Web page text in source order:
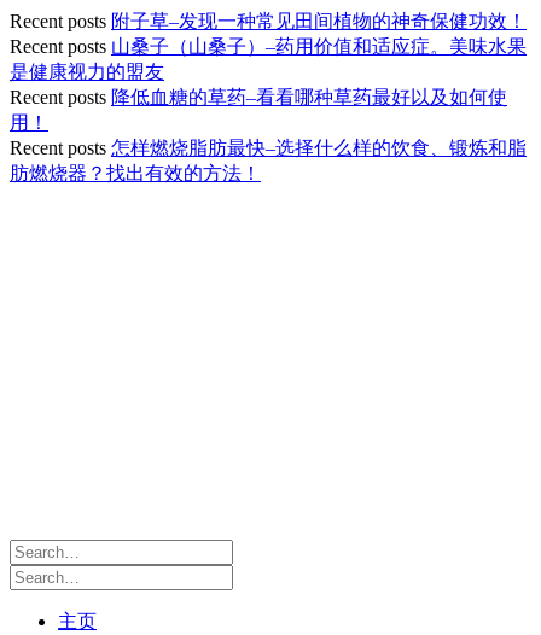
Recent posts 附子草–发现一种常见田间植物的神奇保健功效！
Recent posts 山桑子（山桑子）–药用价值和适应症。美味水果
是健康视力的盟友
Recent posts 降低血糖的草药–看看哪种草药最好以及如何使
用！
Recent posts 怎样燃烧脂肪最快–选择什么样的饮食、锻炼和脂
肪燃烧器？找出有效的方法！
主页